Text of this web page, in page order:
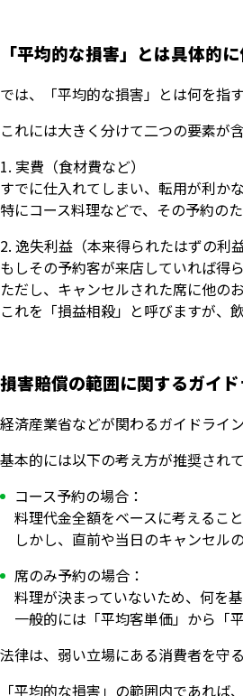
「平均的な損害」とは具体的
では、「平均的な損害」とは何を指
これには大きく分けて二つの要素が含
実費（食材費など）
すでに仕入れてしまい、転用が利か
特にコース料理などで、その予約の
逸失利益（本来得られたはずの利益
もしその予約客が来店していれば得
ただし、キャンセルされた席に他の
これを「損益相殺」と呼びますが、
損害賠償の範囲に関するガイ
経済産業省などが関わるガイドライ
基本的には以下の考え方が推奨されて
コース予約の場合：
料理代金全額をベースに考えるこ
しかし、直前や当日のキャンセル
席のみ予約の場合：
料理が決まっていないため、何を
一般的には「平均客単価」から「
法律は、弱い立場にある消費者を守
「平均的な損害」の範囲内であれ